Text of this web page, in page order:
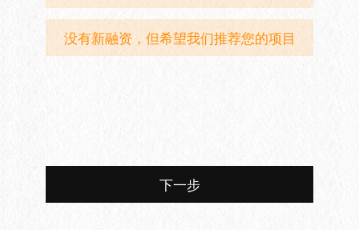
没有新融资，但希望我们推荐您的项目
下一步